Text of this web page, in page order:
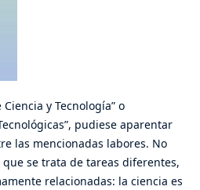
y Tecnología” o
pudiese aparentar
las mencionadas labores. No
se trata de tareas diferentes,
relacionadas: la ciencia es